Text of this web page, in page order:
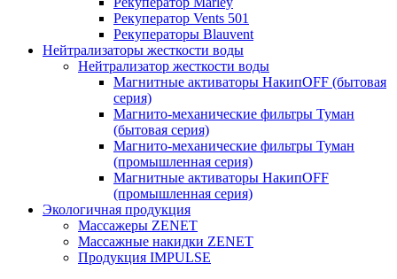
Рекуператор Vents 501
Рекуператоры Blauvent
Нейтрализаторы жесткости воды
Нейтрализатор жесткости воды
Магнитные активаторы НакипOFF (бытовая
серия)
Магнито-механические фильтры Туман
(бытовая серия)
Магнито-механические фильтры Туман
(промышленная серия)
Магнитные активаторы НакипOFF
(промышленная серия)
Экологичная продукция
Массажеры ZENET
Массажные накидки ZENET
Продукция IMPULSE